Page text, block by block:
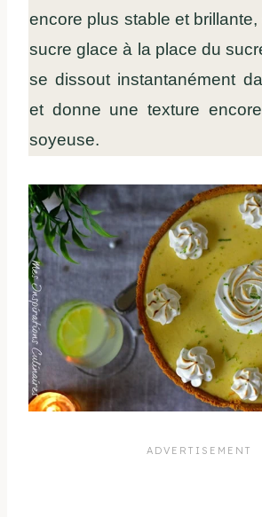
encore plus stable et
sucre glace à la place du
se dissout instantanément
et donne une texture
soyeuse.